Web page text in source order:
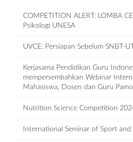
COMPETITION ALERT: LOMBA
Psikologi UNESA
UVCE: Persiapan Sebelum SNBT-
Kerjasama Pendidikan Guru
mempersembahkan Webinar
Mahasiswa, Dosen dan Guru
Nutrition Science Competition
International Seminar of Sport and